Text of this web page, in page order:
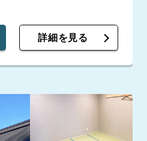
詳細を見る